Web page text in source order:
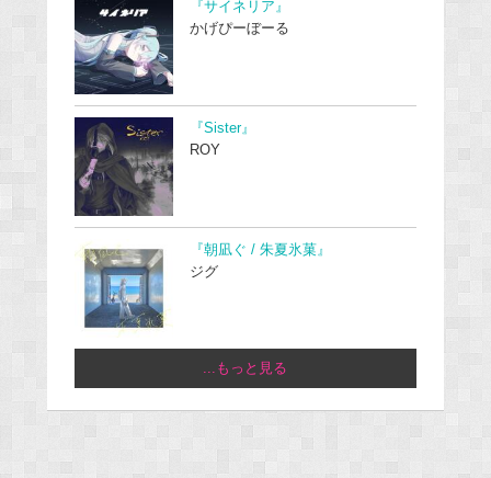
『サイネリア』
かげぴーぼーる
『Sister』
ROY
『朝凪ぐ / 朱夏氷菓』
ジグ
...もっと見る